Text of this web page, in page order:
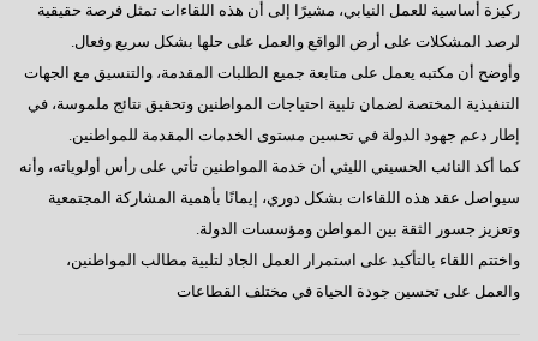
ركيزة أساسية للعمل النيابي، مشيرًا إلى أن هذه اللقاءات تمثل فرصة حقيقية
لرصد المشكلات على أرض الواقع والعمل على حلها بشكل سريع وفعال.
وأوضح أن مكتبه يعمل على متابعة جميع الطلبات المقدمة، والتنسيق مع الجهات
التنفيذية المختصة لضمان تلبية احتياجات المواطنين وتحقيق نتائج ملموسة، في
إطار دعم جهود الدولة في تحسين مستوى الخدمات المقدمة للمواطنين.
كما أكد النائب الحسيني الليثي أن خدمة المواطنين تأتي على رأس أولوياته، وأنه
سيواصل عقد هذه اللقاءات بشكل دوري، إيمانًا بأهمية المشاركة المجتمعية
وتعزيز جسور الثقة بين المواطن ومؤسسات الدولة.
واختتم اللقاء بالتأكيد على استمرار العمل الجاد لتلبية مطالب المواطنين،
والعمل على تحسين جودة الحياة في مختلف القطاعات